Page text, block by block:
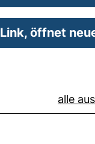
öffnet
alle